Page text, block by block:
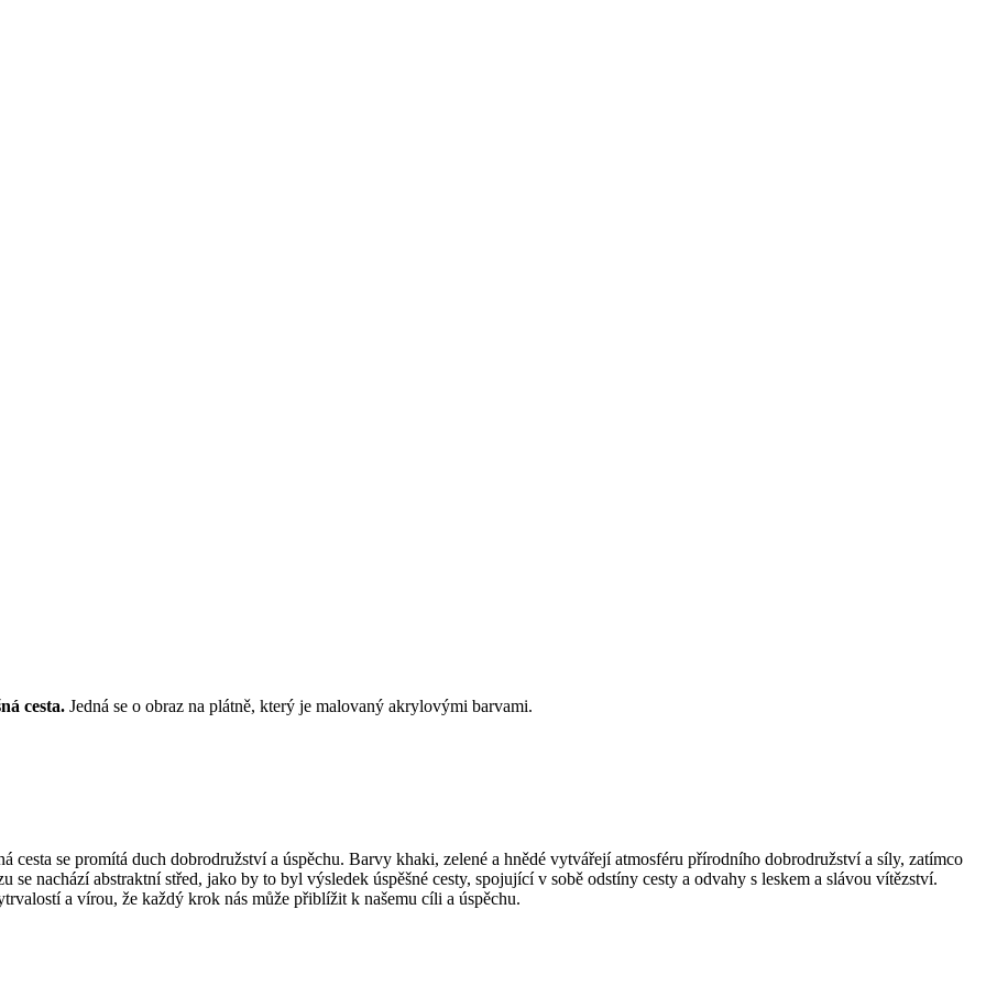
cesta. Jedná se o obraz na plátně, který je malovaný akrylovými barvami.
cesta se promítá duch dobrodružství a úspěchu. Barvy khaki, zelené a hnědé vytvářejí atmosféru přírodního dobrodružství a síly, zatímco
se nachází abstraktní střed, jako by to byl výsledek úspěšné cesty, spojující v sobě odstíny cesty a odvahy s leskem a slávou vítězství.
a vírou, že každý krok nás může přiblížit k našemu cíli a úspěchu.